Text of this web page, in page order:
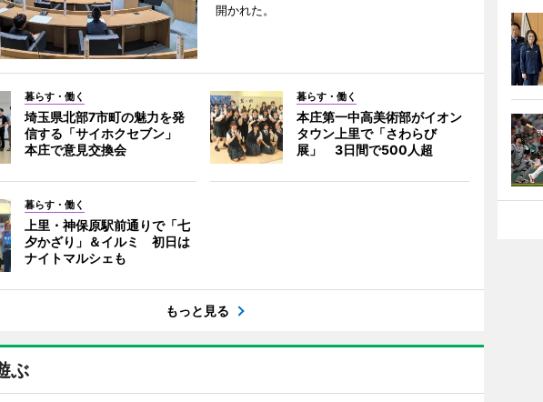
開かれた。
暮らす・働く
埼玉県北部7市町の魅力を発
信する「サイホクセブン」
本庄で意見交換会
暮らす・働く
本庄第一中高美術部がイオン
タウン上里で「さわらび
展」 3日間で500人超
暮らす・働く
上里・神保原駅前通りで「七
夕かざり」＆イルミ 初日は
ナイトマルシェも
もっと見る
ぶ